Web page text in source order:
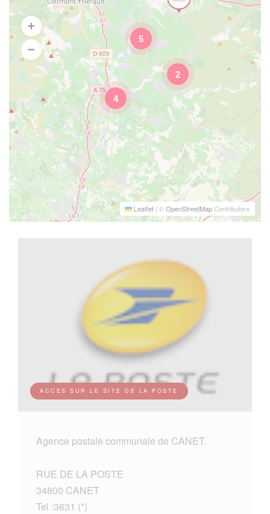
2
4
5
Leaflet | ©OpenStreetMapContributors
ACCES SUR LE SITE DE LA POSTE
Agence postale communale de CANET.
RUE DE LA POSTE
34800 CANET
Tel :3631 (*)